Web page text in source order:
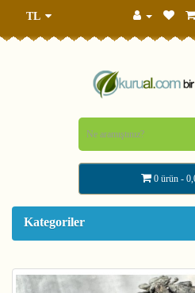
TL
0 ürün -
Kategoriler